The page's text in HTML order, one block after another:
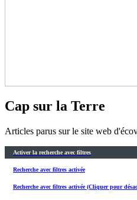
Cap sur la Terre
Articles parus sur le site web
Activer la recherche avec filtres
Recherche avec filtres activée
Recherche avec filtres activée (Cliquer pour